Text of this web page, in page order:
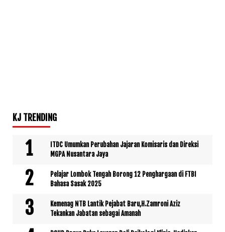
KJ TRENDING
ITDC Umumkan Perubahan Jajaran Komisaris dan Direksi
MGPA Nusantara Jaya
Pelajar Lombok Tengah Borong 12 Penghargaan di FTBI
Bahasa Sasak 2025
Kemenag NTB Lantik Pejabat Baru,H.Zamroni Aziz
Tekankan Jabatan sebagai Amanah